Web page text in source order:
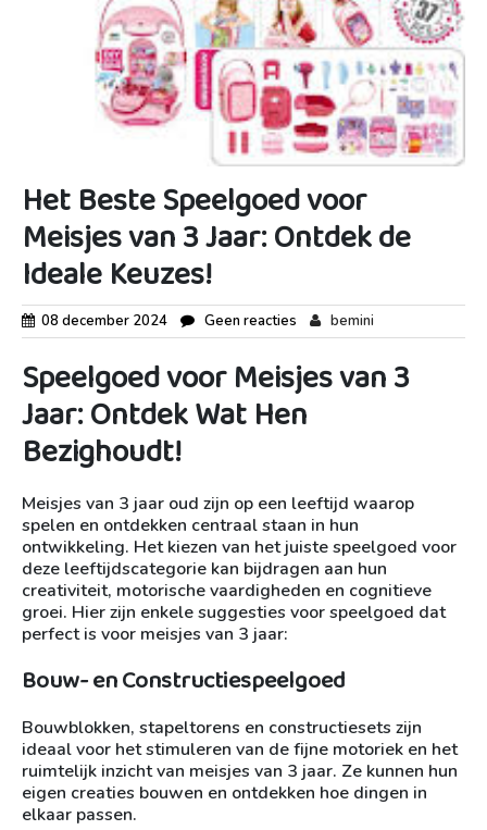
Het Beste Speelgoed voor
Meisjes van 3 Jaar: Ontdek de
Ideale Keuzes!
08 december 2024 Geen reacties bemini
Speelgoed voor Meisjes van 3
Jaar: Ontdek Wat Hen
Bezighoudt!
Meisjes van 3 jaar oud zijn op een leeftijd waarop
spelen en ontdekken centraal staan in hun
ontwikkeling. Het kiezen van het juiste speelgoed voor
deze leeftijdscategorie kan bijdragen aan hun
creativiteit, motorische vaardigheden en cognitieve
groei. Hier zijn enkele suggesties voor speelgoed dat
perfect is voor meisjes van 3 jaar:
Bouw- en Constructiespeelgoed
Bouwblokken, stapeltorens en constructiesets zijn
ideaal voor het stimuleren van de fijne motoriek en het
ruimtelijk inzicht van meisjes van 3 jaar. Ze kunnen hun
eigen creaties bouwen en ontdekken hoe dingen in
elkaar passen.